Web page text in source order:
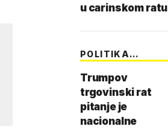
u carinskom ratu
POLITIKA
Trumpov
trgovinski rat
pitanje je
nacionalne